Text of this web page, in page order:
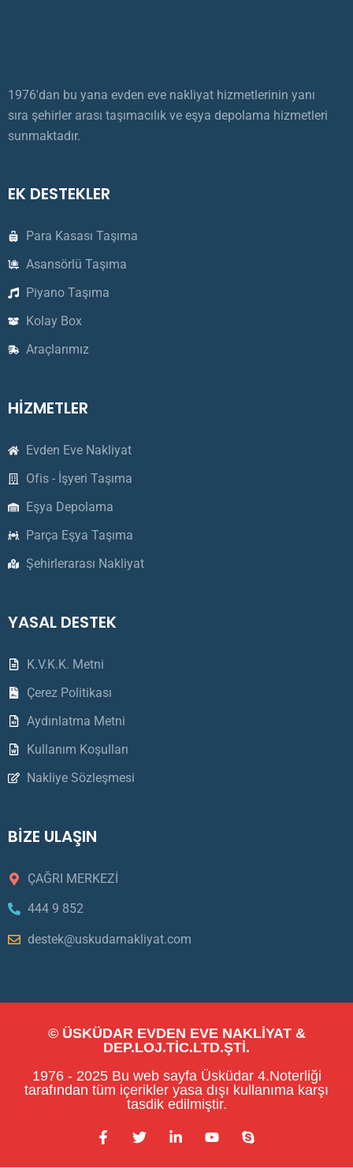
1976'dan bu yana evden eve nakliyat hizmetlerinin yanı
sıra şehirler arası taşımacılık ve eşya depolama hizmetleri
sunmaktadır.
EK DESTEKLER
Para Kasası Taşıma
Asansörlü Taşıma
Piyano Taşıma
Kolay Box
Araçlarımız
HİZMETLER
Evden Eve Nakliyat
Ofis - İşyeri Taşıma
Eşya Depolama
Parça Eşya Taşıma
Şehirlerarası Nakliyat
YASAL DESTEK
K.V.K.K. Metni
Çerez Politikası
Aydınlatma Metni
Kullanım Koşulları
Nakliye Sözleşmesi
BİZE ULAŞIN
ÇAĞRI MERKEZİ
444 9 852
destek@uskudarnakliyat.com
© ÜSKÜDAR EVDEN EVE NAKLİYAT &
DEP.LOJ.TİC.LTD.ŞTİ.
1976 - 2025 Bu web sayfa Üsküdar 4.Noterliği
tarafından tüm içerikler yasa dışı kullanıma karşı
tasdik edilmiştir.